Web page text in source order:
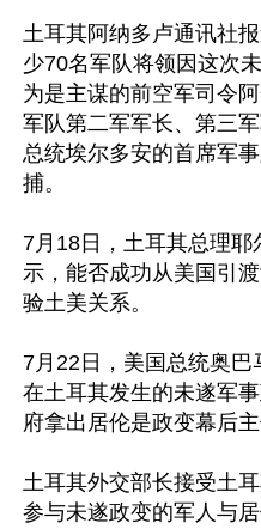
土耳其阿纳多卢通讯社
少70名军队将领因这次
为是主谋的前空军司令
军队第二军军长、第三
总统埃尔多安的首席军
捕。
7月18日，土耳其总理
示，能否成功从美国引
验土美关系。
7月22日，美国总统奥
在土耳其发生的未遂军
府拿出居伦是政变幕后主
土耳其外交部长接受土
参与未遂政变的军人与